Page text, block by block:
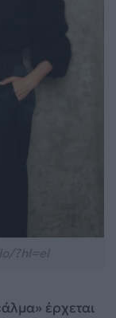
έρχεται